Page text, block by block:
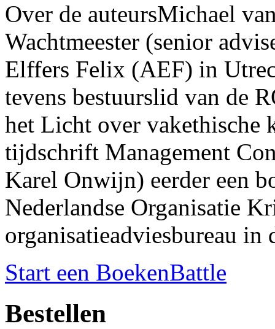
Over de auteursMichael
Wachtmeester (senior
Elffers Felix (AEF) in
tevens bestuurslid van de
het Licht over vakethische
tijdschrift Management
Karel Onwijn) eerder een
Nederlandse Organisatie
organisatieadviesbureau in
Start een BoekenBattle
Bestellen